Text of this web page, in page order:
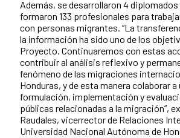
Además, se desarrollaron 4 diplomados
formaron 133 profesionales para
con personas migrantes. “La
la información ha sido uno de los
Proyecto. Continuaremos con estas
contribuir al análisis reflexivo y
fenómeno de las migraciones
Honduras, y de esta manera colaborar a
formulación, implementación y
públicas relacionadas a la migración”,
Raudales, vicerrector de Relaciones
Universidad Nacional Autónoma de